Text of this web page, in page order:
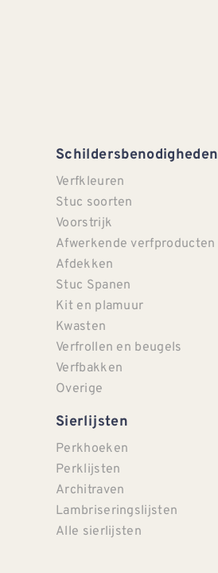
Schildersbenodigheden
Verfkleuren
Stuc soorten
Voorstrijk
Afwerkende verfproducten
Afdekken
Stuc Spanen
Kit en plamuur
Kwasten
Verfrollen en beugels
Verfbakken
Overige
Sierlijsten
Perkhoeken
Perklijsten
Architraven
Lambriseringslijsten
Alle sierlijsten